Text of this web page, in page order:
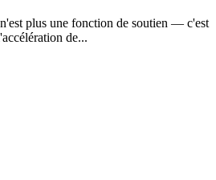
plus une fonction de soutien — c'est
de...